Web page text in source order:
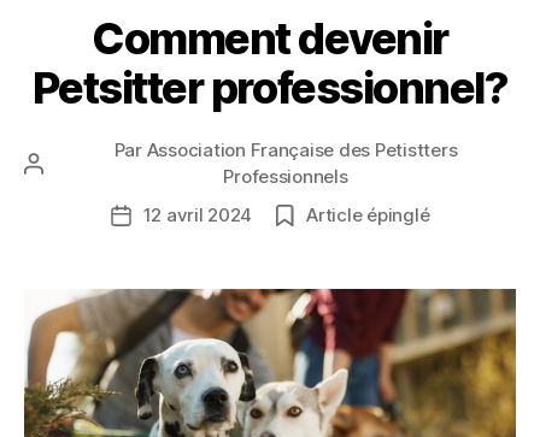
Comment devenir
Petsitter professionnel?
Auteur
Par Association Française des Petistters
Professionnels
Date12 avril 2024 Article épinglé